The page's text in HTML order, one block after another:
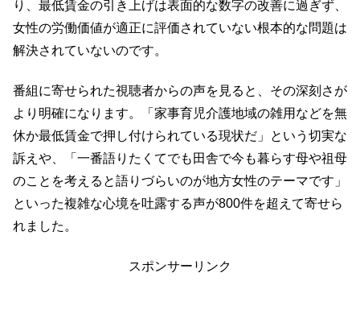
り、最低賃金の引き上げは表面的な数字の改善に過ぎず、
女性の労働価値が適正に評価されていない根本的な問題は
解決されていないのです。
番組に寄せられた視聴者からの声を見ると、その深刻さが
より明確になります。「家事育児介護地域の雑用などを無
休か最低賃金で押し付けられている現状だ」という切実な
訴えや、「一番語りたくてでも田舎で今も暮らす母や祖母
のことを考えると語りづらいのが地方女性のテーマです」
といった複雑な心境を吐露する声が800件を超えて寄せら
れました。
スポンサーリンク